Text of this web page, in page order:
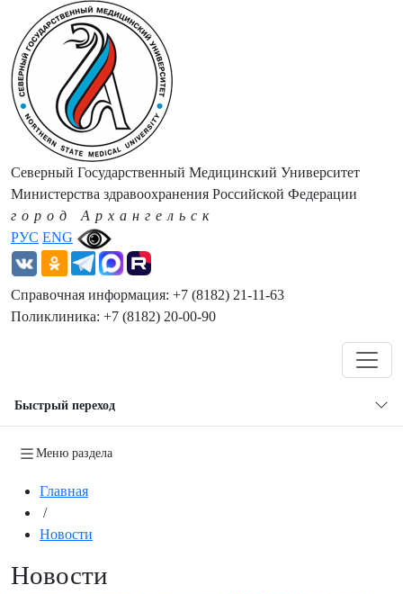
РУС ENG
Северный Государственный Медицинский Университет
Министерства здравоохранения Российской Федерации
город Архангельск
Справочная информация: +7 (8182) 21-11-63
Поликлиника: +7 (8182) 20-00-90
Быстрый переход
Меню раздела
Главная
/
Новости
Новости